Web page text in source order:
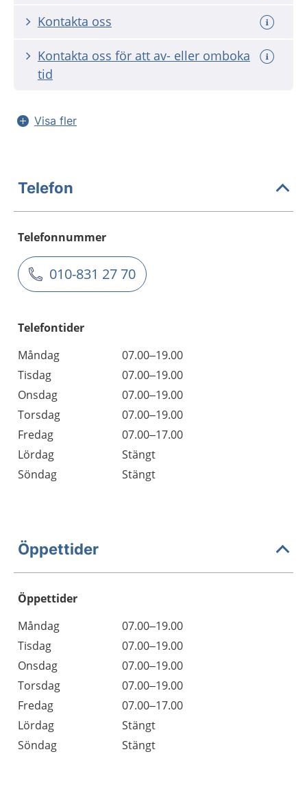
Kontakta oss
Kontakta oss för att av- eller omboka
tid
Visa fler
Telefon
Telefonnummer
010-831 27 70
Telefontider
Måndag
07.00–19.00
Tisdag
07.00–19.00
Onsdag
07.00–19.00
Torsdag
07.00–19.00
Fredag
07.00–17.00
Lördag
Stängt
Söndag
Stängt
Öppettider
Öppettider
Dag
Öppettider
Kommentarer
Måndag
07.00–19.00
Tisdag
07.00–19.00
Onsdag
07.00–19.00
Torsdag
07.00–19.00
Fredag
07.00–17.00
Lördag
Stängt
Söndag
Stängt